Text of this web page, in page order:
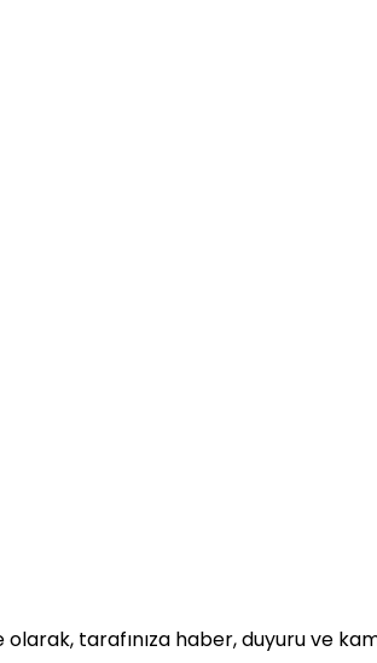
tarafınıza haber, duyuru ve